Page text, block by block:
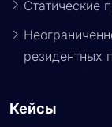
Статические
Статические